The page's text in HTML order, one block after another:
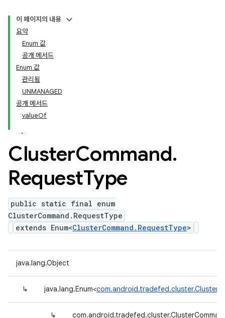
이 페이지의 내용
요약
Enum 값
공개 메서드
Enum 값
관리됨
UNMANAGED
공개 메서드
valueOf
ClusterCommand.
RequestType
public static final enum
ClusterCommand.RequestType
extends Enum<ClusterCommand.RequestType>
java.lang.Object
↳ java.lang.Enum<
↳